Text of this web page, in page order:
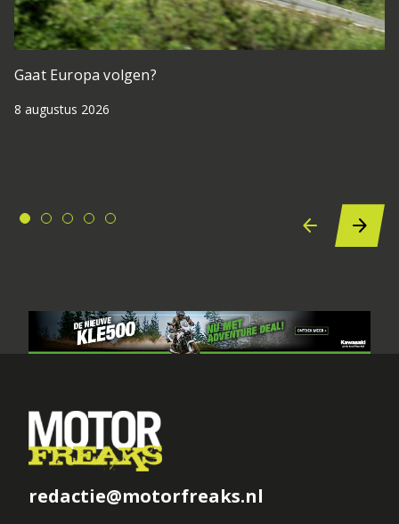
Gaat Europa volgen?
8 augustus 2026
redactie@motorfreaks.nl